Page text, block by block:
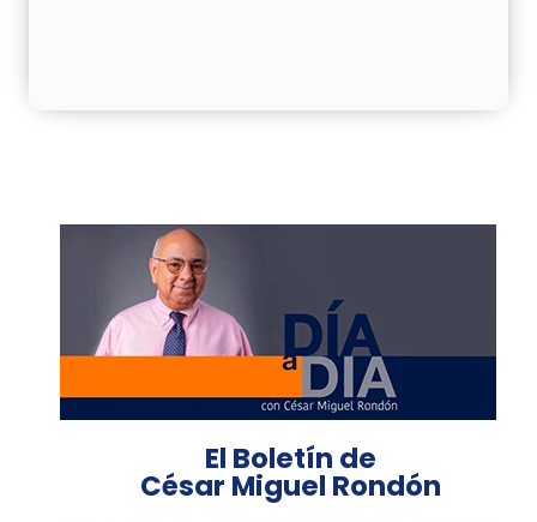
El Boletín de
César Miguel Rondón